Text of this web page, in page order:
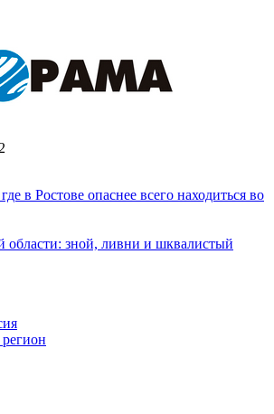
в Ростове опаснее всего находиться во
области: зной, ливни и шквалистый